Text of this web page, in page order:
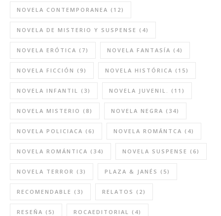
NOVELA CONTEMPORANEA (12)
NOVELA DE MISTERIO Y SUSPENSE (4)
NOVELA ERÓTICA (7) NOVELA FANTASÍA (4)
NOVELA FICCIÓN (9) NOVELA HISTÓRICA (15)
NOVELA INFANTIL (3) NOVELA JUVENIL. (11)
NOVELA MISTERIO (8) NOVELA NEGRA (34)
NOVELA POLICIACA (6) NOVELA ROMÁNTCA (4)
NOVELA ROMÁNTICA (34) NOVELA SUSPENSE (6)
NOVELA TERROR (3) PLAZA & JANÉS (5)
RECOMENDABLE (3) RELATOS (2)
RESEÑA (5) ROCAEDITORIAL (4)